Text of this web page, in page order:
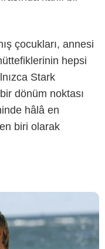
çocukları, annesi
hepsi
Stark
dönüm noktası
hâlâ en
biri olarak